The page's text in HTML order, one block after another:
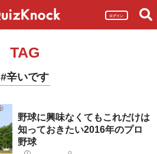
ログイン
TAG
#辛いです
野球に興味なくてもこれだけは
知っておきたい2016年のプロ
野球